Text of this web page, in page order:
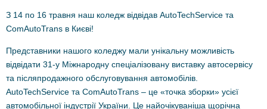
З 14 по 16 травня наш коледж відвідав AutoTechService та
ComAutoTrans в Києві!
Представники нашого коледжу мали унікальну можливість
відвідати 31-у Міжнародну спеціалізовану виставку автосервісу
та післяпродажного обслуговування автомобілів.
AutoTechService та ComAutoTrans – це «точка зборки» усієї
автомобільної індустрії України. Це найочікуваніша щорічна